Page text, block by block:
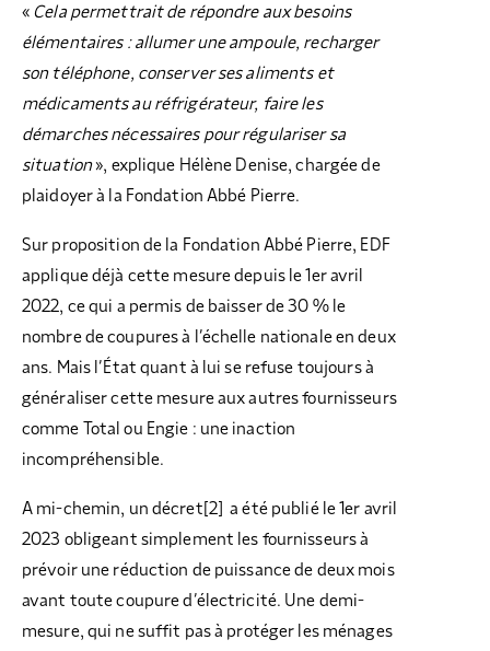
« Cela permettrait de répondre aux besoins
élémentaires : allumer une ampoule, recharger
son téléphone, conserver ses aliments et
médicaments au réfrigérateur, faire les
démarches nécessaires pour régulariser sa
situation», explique Hélène Denise, chargée de
plaidoyer à la Fondation Abbé Pierre.
Sur proposition de la Fondation Abbé Pierre, EDF
applique déjà cette mesure depuis le 1er avril
2022, ce qui a permis de baisser de 30 % le
nombre de coupures à l’échelle nationale en deux
ans. Mais l’État quant à lui se refuse toujours à
généraliser cette mesure aux autres fournisseurs
comme Total ou Engie : une inaction
incompréhensible.
A mi-chemin, un décret [2]
a été publié le 1er avril
2023 obligeant simplement les fournisseurs à
prévoir une réduction de puissance de deux mois
avant toute coupure d’électricité. Une demi-
mesure, qui ne suffit pas à protéger les ménages